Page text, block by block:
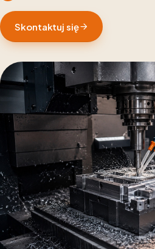
Skontaktuj się